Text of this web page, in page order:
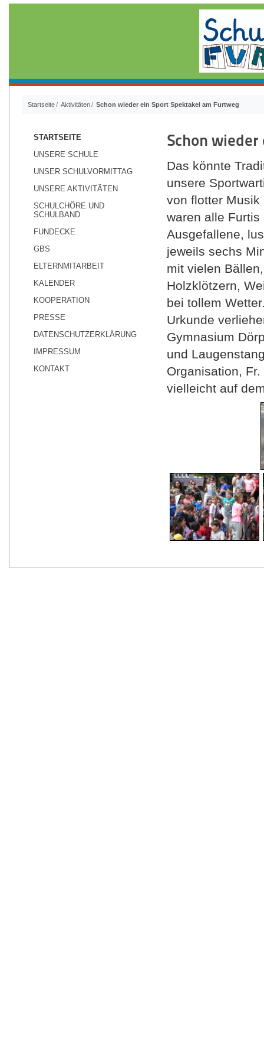
Startseite Aktivitäten Schon wieder ein Sport Spektakel am Furtweg
STARTSEITE
UNSERE SCHULE
UNSER SCHULVORMITTAG
UNSERE AKTIVITÄTEN
SCHULCHÖRE UND
SCHULBAND
FUNDECKE
GBS
ELTERNMITARBEIT
KALENDER
KOOPERATION
PRESSE
DATENSCHUTZERKLÄRUNG
IMPRESSUM
KONTAKT
Schon
Das könnte
unsere
von flotter Musik
waren alle
Ausgefallene,
jeweils sechs
mit vielen
Holzklötzern,
bei tollem
Urkunde
Gymnasium
und
Organisation,
vielleicht auf